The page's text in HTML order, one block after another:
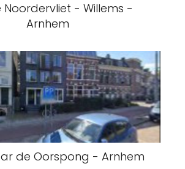
Noordervliet - Willems -
Arnhem
de Oorspong - Arnhem